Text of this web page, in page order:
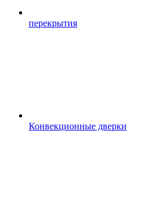
перекрытия
Конвекционные дверки